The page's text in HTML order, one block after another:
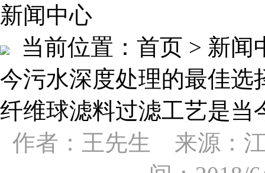
新闻中心
当前位置： 首页 > 新闻
今污水深度处理的最佳选
纤维球滤料过滤工艺是当
作者：王先生 来源：